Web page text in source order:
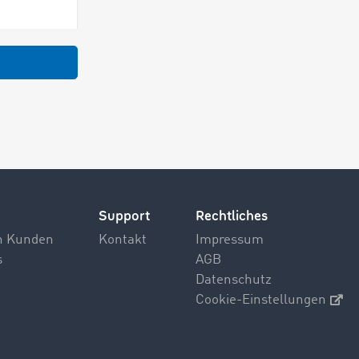
Kunden
Support
Kontakt
Rechtliches
Impressum
AGB
Datenschutz
Cookie-Einstellungen